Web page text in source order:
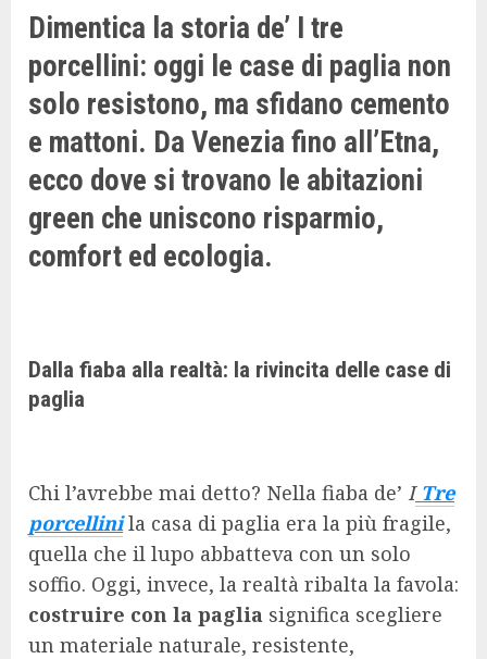
Dimentica la storia de’ I tre
porcellini: oggi le case di paglia non
solo resistono, ma sfidano cemento
e mattoni. Da Venezia fino all’Etna,
ecco dove si trovano le abitazioni
green che uniscono risparmio,
comfort ed ecologia.
Dalla fiaba alla realtà: la rivincita delle case di
paglia
Chi l’avrebbe mai detto? Nella fiaba de’ ITre
porcellinila casa di paglia era la più fragile,
quella che il lupo abbatteva con un solo
soffio. Oggi, invece, la realtà ribalta la favola:
costruire con la paglia significa scegliere
un materiale naturale, resistente,